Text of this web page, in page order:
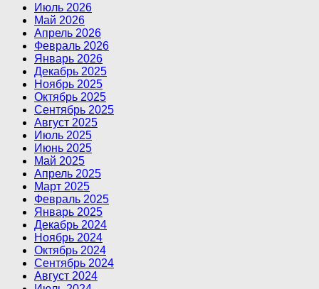
Июль 2026
Май 2026
Апрель 2026
Февраль 2026
Январь 2026
Декабрь 2025
Ноябрь 2025
Октябрь 2025
Сентябрь 2025
Август 2025
Июль 2025
Июнь 2025
Май 2025
Апрель 2025
Март 2025
Февраль 2025
Январь 2025
Декабрь 2024
Ноябрь 2024
Октябрь 2024
Сентябрь 2024
Август 2024